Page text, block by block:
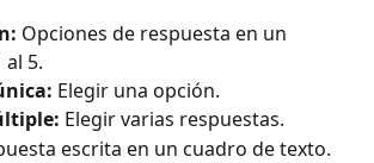
Opciones de respuesta en un
5.
Elegir una opción.
Elegir varias respuestas.
escrita en un cuadro de texto.